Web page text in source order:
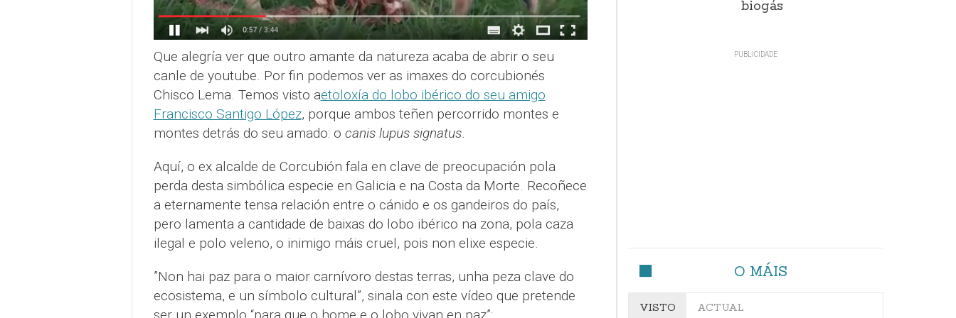
Que alegría ver que outro amante da natureza acaba de abrir o seu
canle de youtube. Por fin podemos ver as imaxes do corcubionés
Chisco Lema. Temos visto aetoloxía do lobo ibérico do seu amigo
Francisco Santigo López, porque ambos teñen percorrido montes e
montes detrás do seu amado: o canis lupus signatus.
Aquí, o ex alcalde de Corcubión fala en clave de preocupación pola
perda desta simbólica especie en Galicia e na Costa da Morte. Recoñece
a eternamente tensa relación entre o cánido e os gandeiros do país,
pero lamenta a cantidade de baixas do lobo ibérico na zona, pola caza
ilegal e polo veleno, o inimigo máis cruel, pois non elixe especie.
”Non hai paz para o maior carnívoro destas terras, unha peza clave do
ecosistema, e un símbolo cultural”, sinala con este vídeo que pretende
biogás
O MÁIS
VISTO ACTUAL